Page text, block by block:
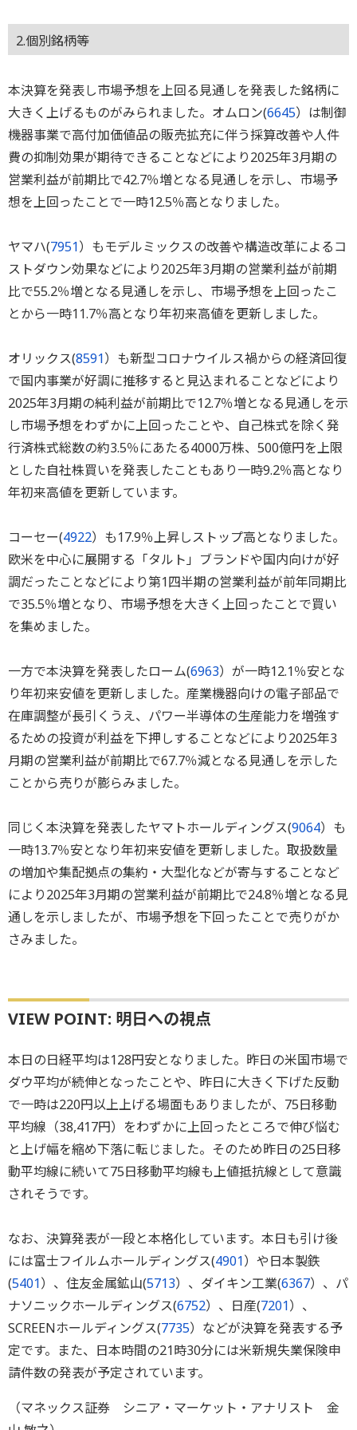
2.個別銘柄等
本決算を発表し市場予想を上回る見通しを発表した銘柄に
大きく上げるものがみられました。オムロン(6645）は制御
機器事業で高付加価値品の販売拡充に伴う採算改善や人件
費の抑制効果が期待できることなどにより2025年3月期の
営業利益が前期比で42.7％増となる見通しを示し、市場予
想を上回ったことで一時12.5％高となりました。
ヤマハ(7951）もモデルミックスの改善や構造改革によるコ
ストダウン効果などにより2025年3月期の営業利益が前期
比で55.2％増となる見通しを示し、市場予想を上回ったこ
とから一時11.7％高となり年初来高値を更新しました。
オリックス(8591）も新型コロナウイルス禍からの経済回復
で国内事業が好調に推移すると見込まれることなどにより
2025年3月期の純利益が前期比で12.7％増となる見通しを示
し市場予想をわずかに上回ったことや、自己株式を除く発
行済株式総数の約3.5％にあたる4000万株、500億円を上限
とした自社株買いを発表したこともあり一時9.2％高となり
年初来高値を更新しています。
コーセー(4922）も17.9％上昇しストップ高となりました。
欧米を中心に展開する「タルト」ブランドや国内向けが好
調だったことなどにより第1四半期の営業利益が前年同期比
で35.5％増となり、市場予想を大きく上回ったことで買い
を集めました。
一方で本決算を発表したローム(6963）が一時12.1％安とな
り年初来安値を更新しました。産業機器向けの電子部品で
在庫調整が長引くうえ、パワー半導体の生産能力を増強す
るための投資が利益を下押しすることなどにより2025年3
月期の営業利益が前期比で67.7％減となる見通しを示した
ことから売りが膨らみました。
同じく本決算を発表したヤマトホールディングス(9064）も
一時13.7％安となり年初来安値を更新しました。取扱数量
の増加や集配拠点の集約・大型化などが寄与することなど
により2025年3月期の営業利益が前期比で24.8％増となる見
通しを示しましたが、市場予想を下回ったことで売りがか
さみました。
VIEW POINT: 明日への視点
本日の日経平均は128円安となりました。昨日の米国市場で
ダウ平均が続伸となったことや、昨日に大きく下げた反動
で一時は220円以上上げる場面もありましたが、75日移動
平均線（38,417円）をわずかに上回ったところで伸び悩む
と上げ幅を縮め下落に転じました。そのため昨日の25日移
動平均線に続いて75日移動平均線も上値抵抗線として意識
されそうです。
なお、決算発表が一段と本格化しています。本日も引け後
には富士フイルムホールディングス(4901）や日本製鉄
(5401）、住友金属鉱山(5713）、ダイキン工業(6367）、パ
ナソニックホールディングス(6752）、日産(7201）、
SCREENホールディングス(7735）などが決算を発表する予
定です。また、日本時間の21時30分には米新規失業保険申
請件数の発表が予定されています。
（マネックス証券 シニア・マーケット・アナリスト 金